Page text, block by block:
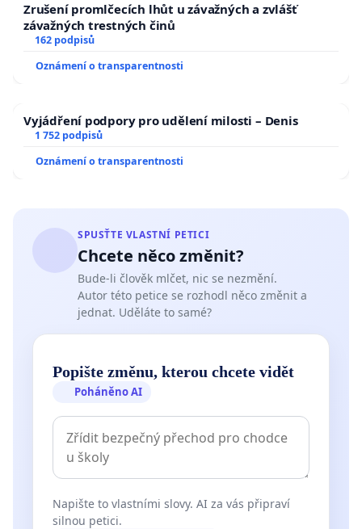
Zrušení promlčecích lhůt u závažných a zvlášť
závažných trestných činů
162 podpisů
Oznámení o transparentnosti
Vyjádření podpory pro udělení milosti – Denis
1 752 podpisů
Oznámení o transparentnosti
SPUSŤTE VLASTNÍ PETICI
Chcete něco změnit?
Bude-li člověk mlčet, nic se nezmění.
Autor této petice se rozhodl něco změnit a
jednat. Uděláte to samé?
Popište změnu, kterou chcete vidět
Poháněno AI
Napište to vlastními slovy. AI za vás připraví
silnou petici.